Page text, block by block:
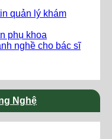
quản lý khám
phụ khoa
nghề cho bác sĩ
Nghệ